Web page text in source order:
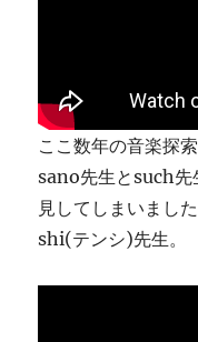
ここ数年の音楽探
sano先生とsuch先
見してしまいまし
shi(テンシ)先生。